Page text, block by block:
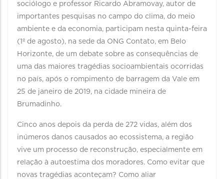
sociólogo e professor Ricardo Abramovay, autor de
importantes pesquisas no campo do clima, do meio
ambiente e da economia, participam nesta quinta-feira
(1º de agosto), na sede da ONG Contato, em Belo
Horizonte, de um debate sobre as consequências de
uma das maiores tragédias socioambientais ocorridas
no país, após o rompimento de barragem da Vale em
25 de janeiro de 2019, na cidade mineira de
Brumadinho.
Cinco anos depois da perda de 272 vidas, além dos
inúmeros danos causados ao ecossistema, a região
vive um processo de reconstrução, especialmente em
relação à autoestima dos moradores. Como evitar que
novas tragédias aconteçam? Como aliar